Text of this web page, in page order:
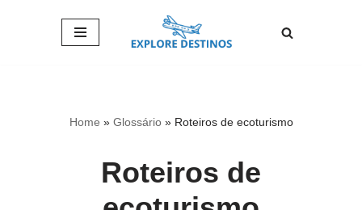
Home » Glossário» Roteiros de ecoturismo
Roteiros de